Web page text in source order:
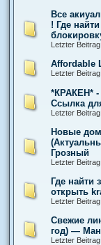
Все
! Где
Letzter
Affordable
Letzter
*КРАКЕН*
Ссылка
Letzter
Новые
Грозный
Letzter
Где найти
открыть
Letzter
Свежие
год) —
Letzter